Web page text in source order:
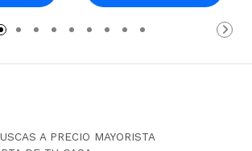
carrito
A PRECIO MAYORISTA